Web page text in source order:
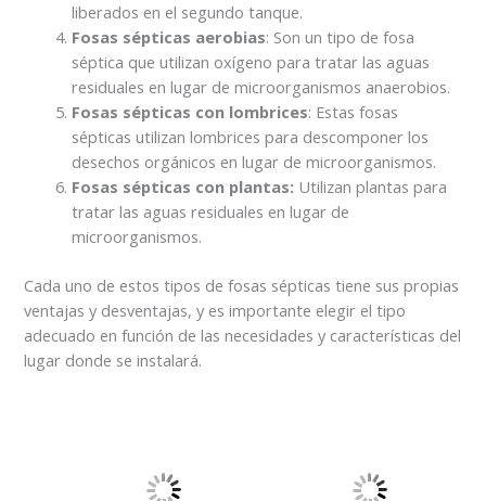
liberados en el segundo tanque.
Fosas sépticas aerobias: Son un tipo de fosa
séptica que utilizan oxígeno para tratar las aguas
residuales en lugar de microorganismos anaerobios.
Fosas sépticas con lombrices: Estas fosas
sépticas utilizan lombrices para descomponer los
desechos orgánicos en lugar de microorganismos.
Fosas sépticas con plantas: Utilizan plantas para
tratar las aguas residuales en lugar de
microorganismos.
Cada uno de estos tipos de fosas sépticas tiene sus propias
ventajas y desventajas, y es importante elegir el tipo
adecuado en función de las necesidades y características del
lugar donde se instalará.